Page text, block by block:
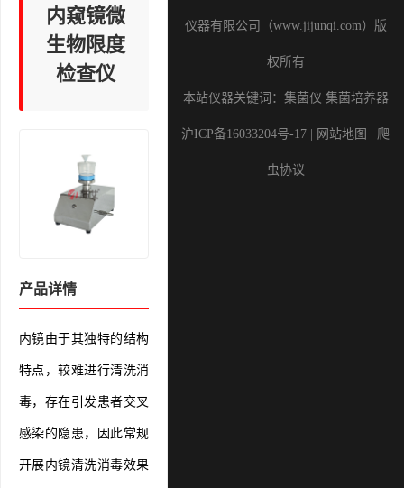
内窥镜微
生物限度
检查仪
产品详情
内镜由于其独特的结构
特点，较难进行清洗消
毒，存在引发患者交叉
感染的隐患，因此常规
开展内镜清洗消毒效果
仪器有限公司（www.jijunqi.com）版
权所有
本站仪器关键词： 集菌仪 集菌培养器
沪ICP备16033204号-17 网站地图 爬
虫协议